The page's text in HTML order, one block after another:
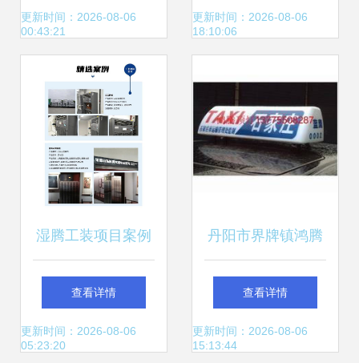
消费者对富硒产品
接受度远超预期，
优扬远腾洞察行业
新趋势
更新时间：2026-08-06
00:43:21
化产业园迎客强势
更新时间：2026-08-06
18:10:06
湿腾工装项目案例
集锦 优扬远腾，实
力见证
查看详情
更新时间：2026-08-06
05:23:20
丹阳市界牌镇鸿腾
汽车配件厂主要产
品有 出租车广告顶
查看详情
更新时间：2026-08-06
15:13:44